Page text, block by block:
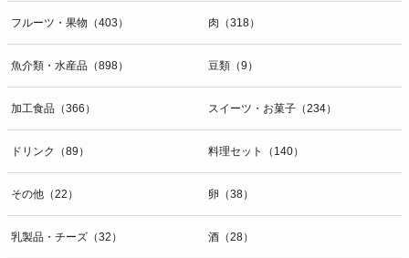
フルーツ・果物（403） 肉（318）
魚介類・水産品（898） 豆類（9）
加工食品（366） スイーツ・お菓子（234）
ドリンク（89） 料理セット（140）
その他（22） 卵（38）
乳製品・チーズ（32） 酒（28）